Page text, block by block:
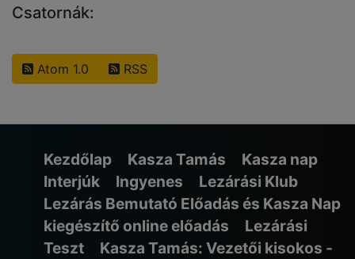
Csatornák:
Atom 1.0 RSS
Kezdőlap Kasza Tamás
Kasza nap
Interjúk
Ingyenes
Lezárási Klub
Lezárás Bemutató Előadás és Kasza Nap
kiegészítő online előadás
Lezárási
Teszt
Kasza Tamás: Vezetői kisokos -